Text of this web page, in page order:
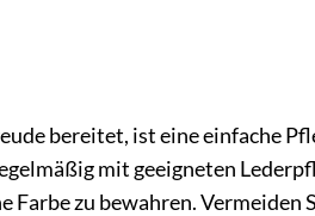
bereitet, ist eine einfache
mit geeigneten
zu bewahren. Vermeiden